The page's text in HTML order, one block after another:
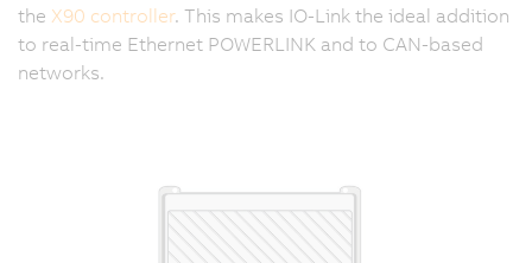
the X90 controller. This makes IO-Link the ideal addition
to real-time Ethernet POWERLINK and to CAN-based
networks.